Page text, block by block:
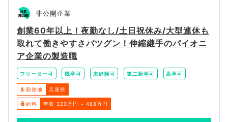
非公開企業
創業60年以上！夜勤なし/土日祝休み/大型連休も
取れて働きやすさバツグン！伸縮継手のパイオニ
ア企業の製造職
フリーター可 既卒可 未経験可 第二新卒可 高卒可
勤務地 兵庫県
給料 年収 320万円 ~ 488万円